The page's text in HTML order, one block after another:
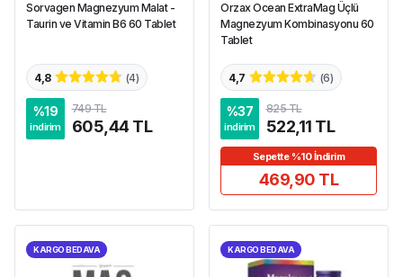
Sorvagen Magnezyum Malat -
Taurin ve Vitamin B6 60 Tablet
4,8 (4)
%19
indirim
749 TL
605,44 TL
Orzax Ocean ExtraMag Üçlü
Magnezyum Kombinasyonu 60
Tablet
4,7 (6)
%37
indirim
825 TL
522,11 TL
Sepette %10 İndirim
469,90 TL
KARGO BEDAVA KARGO BEDAVA